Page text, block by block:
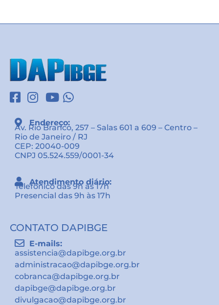
Endereço:
Av. Rio Branco, 257 – Salas 601 a 609 – Centro –
Rio de Janeiro / RJ
CEP: 20040-009
CNPJ 05.524.559/0001-34
Atendimento diário:
Telefônico das 9h às 17h
Presencial das 9h às 17h
CONTATO DAPIBGE
E-mails:
assistencia@dapibge.org.br
administracao@dapibge.org.br
cobranca@dapibge.org.br
dapibge@dapibge.org.br
divulgacao@dapibge.org.br